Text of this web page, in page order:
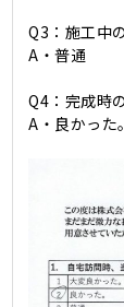
Q3：施工中
A・普通
Q4：完成時
A・良かった。